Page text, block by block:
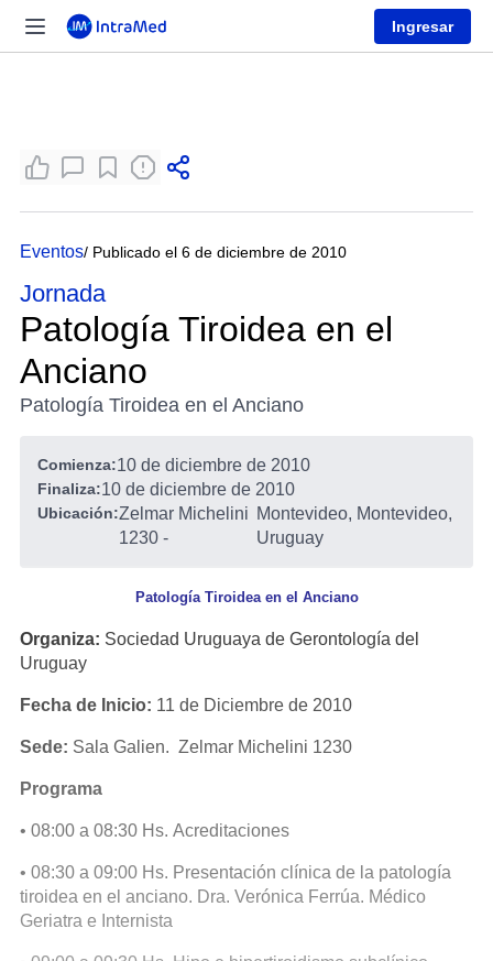
Ingresar
Eventos/ Publicado el 6 de diciembre de 2010
Jornada
Patología Tiroidea en el
Anciano
Patología Tiroidea en el Anciano
Comienza:10 de diciembre de 2010
Finaliza:10 de diciembre de 2010
Ubicación:Zelmar Michelini
1230 -
Montevideo, Montevideo,
Uruguay
Patología Tiroidea en el Anciano
Organiza: Sociedad Uruguaya de Gerontología del
Uruguay
Fecha de Inicio: 11 de Diciembre de 2010
Sede: Sala Galien. Zelmar Michelini 1230
Programa
• 08:00 a 08:30 Hs. Acreditaciones
• 08:30 a 09:00 Hs. Presentación clínica de la patología
tiroidea en el anciano. Dra. Verónica Ferrúa. Médico
Geriatra e Internista